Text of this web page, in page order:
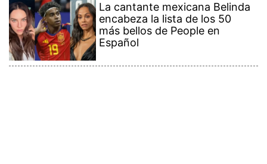
La cantante mexicana Belinda
encabeza la lista de los 50
más bellos de People en
Español